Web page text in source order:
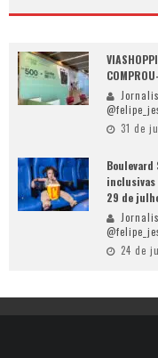
31 de
Boulevard
inclusivas
29 de
24 de